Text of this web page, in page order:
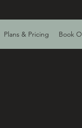
Plans & Pricing Book